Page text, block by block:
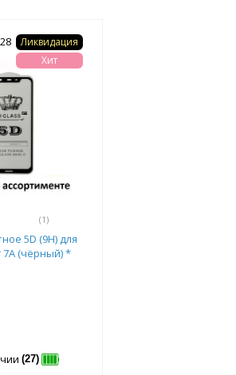
(1)
Ликвидация
Хит
5D (9Н) для
7А (чёрный) *
(27)